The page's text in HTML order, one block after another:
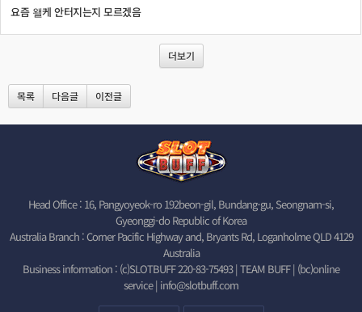
요즘 왤케 안터지는지 모르겠음
더보기
목록 다음글 이전글
Head Office : 16, Pangyoyeok-ro 192beon-gil, Bundang-gu, Seongnam-si,
Gyeonggi-do Republic of Korea
Australia Branch : Corner Pacific Highway and, Bryants Rd, Loganholme QLD 4129
Australia
Business information : (c)SLOTBUFF 220-83-75493 | TEAM BUFF | (bc)online
service | info@slotbuff.com